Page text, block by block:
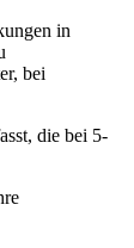
in
bei
die bei 5-